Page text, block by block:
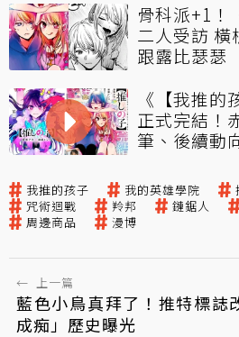
骨科派+1！
二人受訪 橫
跟露比瑟瑟
《【我推的
正式完結！
筆、後續動
我推的孩子 我的英雄學院
咒術迴戰
羚邦 鏈鋸人
周邊商品
漫博
← 上一篇
藍色小鳥真拜了！推特標誌
成痴」歷史曝光